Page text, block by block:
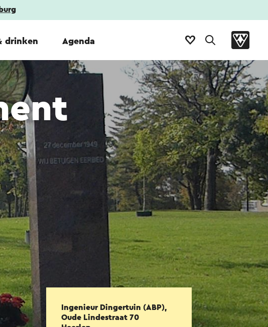
drinken Agenda
Ingenieur Dingertuin (ABP),
Oude Lindestraat 70